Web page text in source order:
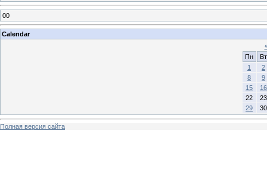
00
Calendar
Пн
Вт
1
2
8
9
15
16
22
23
29
30
Полная версия сайта